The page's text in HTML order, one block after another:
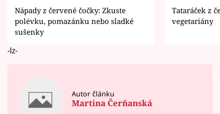
Nápady z červené čočky: Zkuste
polévku, pomazánku nebo sladké
sušenky
Tataráček z
vegetariány
-lz-
Autor článku
Martina Čerňanská